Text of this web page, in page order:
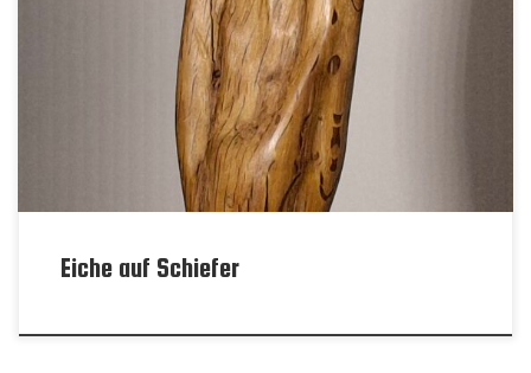
Eiche auf Schiefer